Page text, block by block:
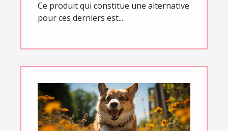
Ce produit qui constitue une alternative
pour ces derniers est...